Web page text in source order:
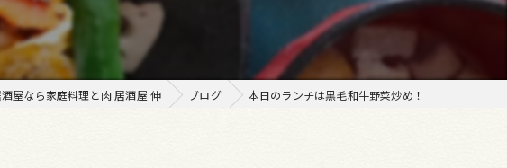
家庭料理
屋なら家庭料理と肉 居酒屋 伸 ブログ 本日のランチは黒毛和牛野菜炒め！